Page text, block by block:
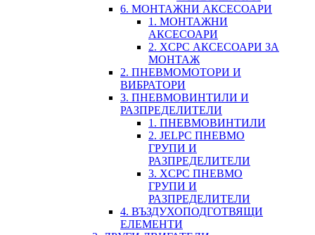
6. МОНТАЖНИ АКСЕСОАРИ
1. МОНТАЖНИ
АКСЕСОАРИ
2. XCPC АКСЕСОАРИ ЗА
МОНТАЖ
2. ПНЕВМОМОТОРИ И
ВИБРАТОРИ
3. ПНЕВМОВИНТИЛИ И
РАЗПРЕДЕЛИТЕЛИ
1. ПНЕВМОВИНТИЛИ
2. JELPC ПНЕВМО
ГРУПИ И
РАЗПРЕДЕЛИТЕЛИ
3. XCPC ПНЕВМО
ГРУПИ И
РАЗПРЕДЕЛИТЕЛИ
4. ВЪЗДУХОПОДГОТВЯЩИ
ЕЛЕМЕНТИ